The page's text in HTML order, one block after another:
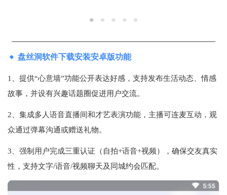
盘丝洞软件下载安装安卓版功能
1、提供“心意墙”功能公开表达好感，支持发布生活动态、情感
故事，并设有兴趣话题圈促进用户交流‌。
2、集成多人语音直播间和才艺表演功能，主播可连麦互动，观
众通过弹幕沟通或赠送礼物‌。
3、强制用户完成三重认证（自拍+语音+视频），确保交友真实
性，支持文字/语音/视频聊天及同城约会匹配‌。